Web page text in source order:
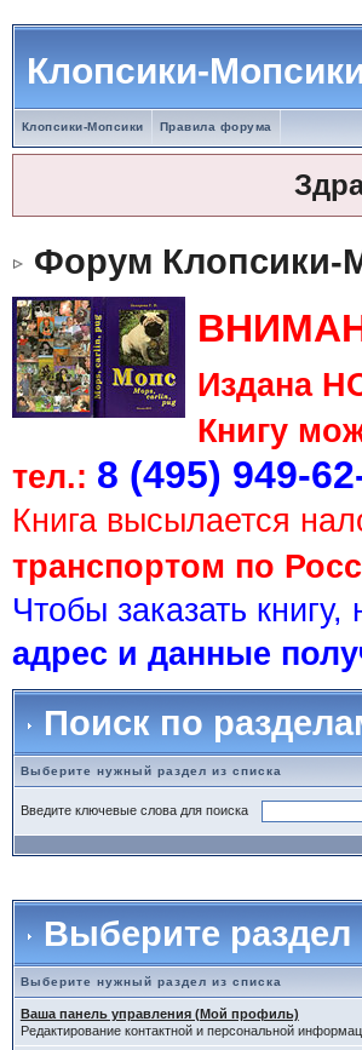
Клопсики-
Клопсики-Мопсики Правила форума
Форум Клопсики-
Издана
Книгу
тел.: 8 (495) 949-
Книга высылается
транспортом по
Чтобы заказать
адрес и данные
Поиск по
Выберите нужный раздел из списка
Введите ключевые слова для поиска
Выберите раздел
Выберите нужный раздел из списка
Ваша панель управления (Мой профиль)
Редактирование контактной и персональной